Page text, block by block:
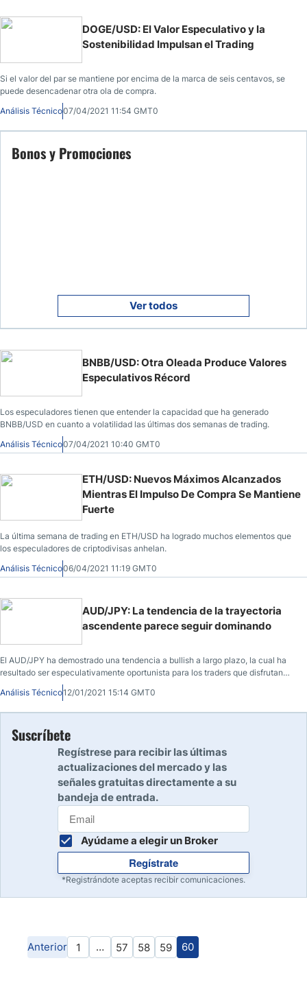
DOGE/USD: El Valor Especulativo y la
Sostenibilidad Impulsan el Trading
Si el valor del par se mantiene por encima de la marca de seis centavos, se
puede desencadenar otra ola de compra.
Análisis Técnico07/04/2021 11:54 GMT0
Bonos y Promociones
Ver todos
BNBB/USD: Otra Oleada Produce Valores
Especulativos Récord
Los especuladores tienen que entender la capacidad que ha generado
BNBB/USD en cuanto a volatilidad las últimas dos semanas de trading.
Análisis Técnico07/04/2021 10:40 GMT0
ETH/USD: Nuevos Máximos Alcanzados
Mientras El Impulso De Compra Se Mantiene
Fuerte
La última semana de trading en ETH/USD ha logrado muchos elementos que
los especuladores de criptodivisas anhelan.
Análisis Técnico06/04/2021 11:19 GMT0
AUD/JPY: La tendencia de la trayectoria
ascendente parece seguir dominando
El AUD/JPY ha demostrado una tendencia a bullish a largo plazo, la cual ha
resultado ser especulativamente oportunista para los traders que disfrutan
Análisis Técnico12/01/2021 15:14 GMT0
Suscríbete
Regístrese para recibir las últimas
actualizaciones del mercado y las
señales gratuitas directamente a su
bandeja de entrada.
Ayúdame a elegir un Broker
Regístrate
*Registrándote aceptas recibir comunicaciones.
Anterior 1 … 57 58 59 60